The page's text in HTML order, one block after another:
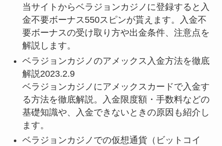
当サイトからベラジョンカジノに登録すると入
金不要ボーナス550スピンが貰えます。入金不
要ボーナスの受け取り方や出金条件、注意点を
解説します。
ベラジョンカジノのアメックス入金方法を徹底
解説2023.2.9
ベラジョンカジノにアメックスカードで入金す
る方法を徹底解説。入金限度額・手数料などの
基礎知識や、入金できないときの原因も紹介し
ます。
ベラジョンカジノでの仮想通貨（ビットコイ